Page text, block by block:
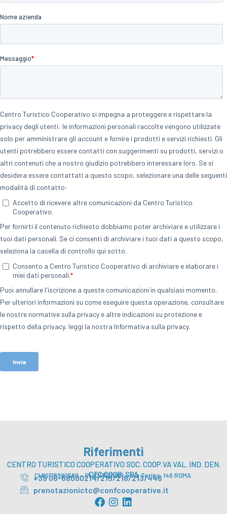
Riferimenti
CENTRO TURISTICO COOPERATIVO SOC. COOP.VA VAL. IND. DEN.
CTC COOP. SPA
CI 80176990580 – PI 02131211001 – Via Torino, 146 ROMA
+39 06-68000214/215/216/213/446
prenotazionictc@confcooperative.it
F
a
I
L